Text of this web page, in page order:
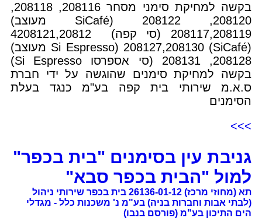
בקשה למחיקת סימני מסחר 208116, 208118,
208120, 208122 (SiCafé מעוצב)
208117,208119 (סי קפה) 4208121,20812
(SiCafé) 208127,208130 (Si Espresso מעוצב)
208128, 208131 (סי אספרסו Si Espresso)
בקשה למחיקת סימנים שהוגשה על ידי חברת
ס.א.מ שירותי בית קפה בע"מ כנגד בעלת
הסימנים
>>>
גניבת עין בסימנים "בית בכפר"
למול "הבית בכפר סבא"
תא (מחוזי מרכז) 26136-01-12 בית בכפר שירותי ניהול
(לבתי אבות וחברות בניה) בע"מ נ' משכנות כלל - מגדלי
הים התיכון בע"מ (פורסם בנבו)